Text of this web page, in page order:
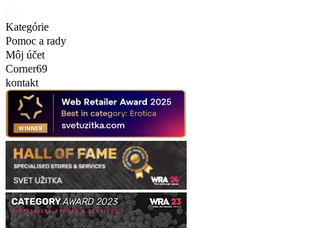
Kategórie
Pomoc a rady
Môj účet
Corner69
kontakt